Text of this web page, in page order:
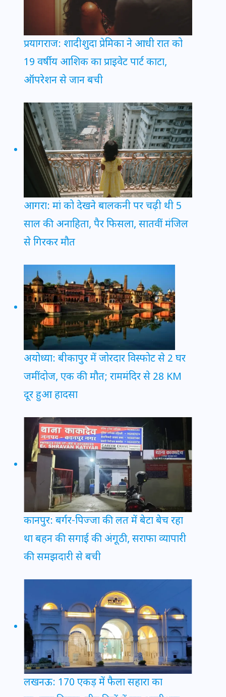
प्रयागराज: शादीशुदा प्रेमिका ने आधी रात को
19 वर्षीय आशिक का प्राइवेट पार्ट काटा,
ऑपरेशन से जान बची
आगरा: मां को देखने बालकनी पर चढ़ी थी 5
साल की अनाहिता, पैर फिसला, सातवीं मंजिल
से गिरकर मौत
अयोध्या: बीकापुर में जोरदार विस्फोट से 2 घर
जमींदोज, एक की मौत; राममंदिर से 28 KM
दूर हुआ हादसा
कानपुर: बर्गर-पिज्जा की लत में बेटा बेच रहा
था बहन की सगाई की अंगूठी, सराफा व्यापारी
की समझदारी से बची
लखनऊ: 170 एकड़ में फैला सहारा का